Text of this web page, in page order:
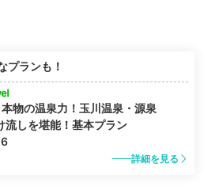
プランも！
本物の温泉力！玉川温泉・源泉
流しを堪能！基本プラン
詳細を見る